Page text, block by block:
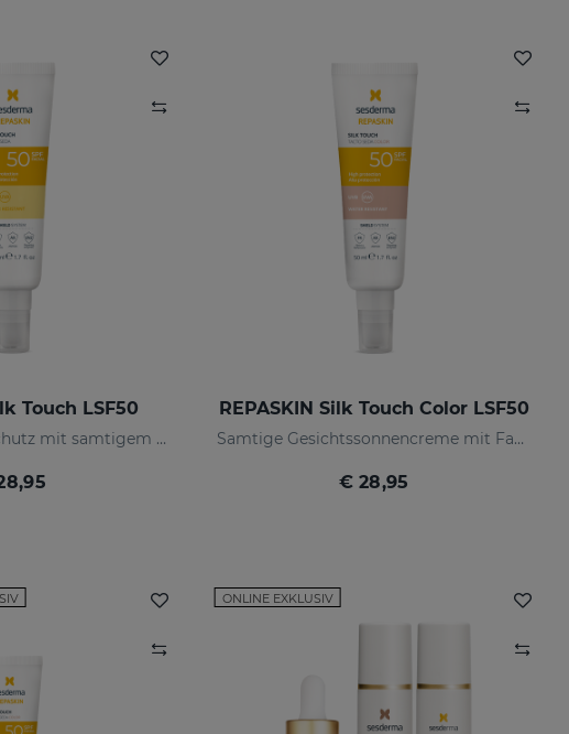
Touch LSF50
Gesichts-Sonnenschutz mit samtigem Finish
REPASKIN Silk Touch Color LSF50
Samtige Gesichtssonnencreme mit Farbe
€ 28,95
ONLINE EXKLUSIV